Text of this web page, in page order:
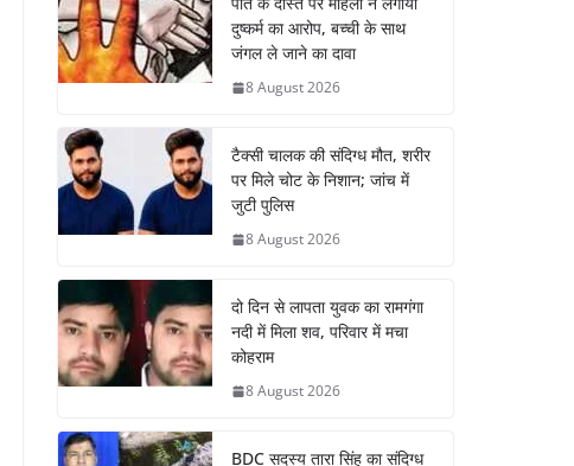
दुष्कर्म का आरोप, बच्ची के साथ
जंगल ले जाने का दावा
8 August 2026
टैक्सी चालक की संदिग्ध मौत, शरीर
पर मिले चोट के निशान; जांच में
जुटी पुलिस
8 August 2026
दो दिन से लापता युवक का रामगंगा
नदी में मिला शव, परिवार में मचा
कोहराम
8 August 2026
BDC सदस्य तारा सिंह का संदिग्ध